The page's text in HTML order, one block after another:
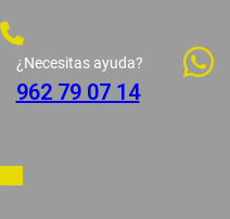
¿Necesitas ayuda?
962 79 07 14